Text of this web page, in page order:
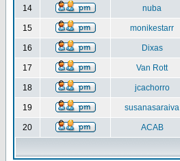
14 nuba
15 monikestarr
16 Dixas
17 Van Rott
18 jcachorro
19 susanasaraiva
20 ACAB